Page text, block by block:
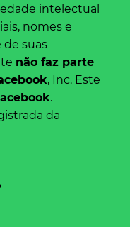
intelectual
nomes e
de suas
não faz parte
, Inc. Este
.
da